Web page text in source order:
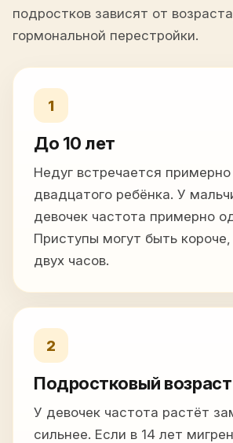
подростков зависят от
гормональной перестройки.
1
До 10 лет
Недуг встречается
двадцатого ребёнка. У
девочек частота примерно
Приступы могут быть
двух часов.
2
Подростковый возраст
У девочек частота растёт
сильнее. Если в 14 лет